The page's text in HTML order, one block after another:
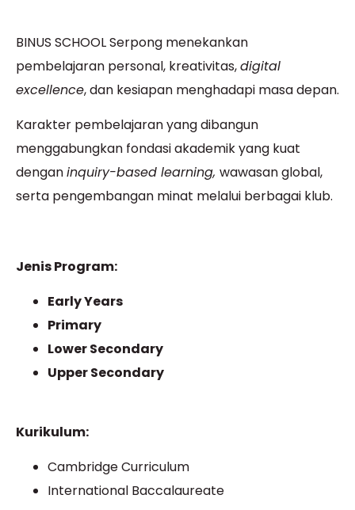
BINUS SCHOOL Serpong menekankan
pembelajaran personal, kreativitas,digital
excellence, dan kesiapan menghadapi masa depan.
Karakter pembelajaran yang dibangun
menggabungkan fondasi akademik yang kuat
denganinquiry-based learning, wawasan global,
serta pengembangan minat melalui berbagai klub.
Jenis Program:
Early Years
Primary
Lower Secondary
Upper Secondary
Kurikulum:
Cambridge Curriculum
International Baccalaureate